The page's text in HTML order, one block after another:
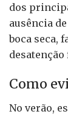
dos
ausência
boca seca,
Como
No verão,